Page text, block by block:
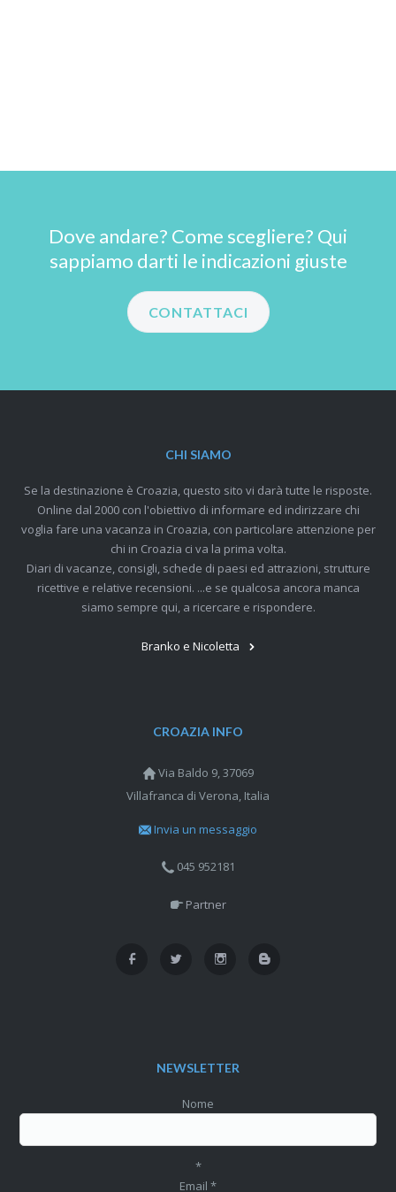
Dove andare? Come scegliere? Qui
sappiamo darti le indicazioni giuste
CONTATTACI
CHI SIAMO
Se la destinazione è Croazia, questo sito vi darà tutte le risposte.
Online dal 2000 con l'obiettivo di informare ed indirizzare chi
voglia fare una vacanza in Croazia, con particolare attenzione per
chi in Croazia ci va la prima volta.
Diari di vacanze, consigli, schede di paesi ed attrazioni, strutture
ricettive e relative recensioni. ...e se qualcosa ancora manca
siamo sempre qui, a ricercare e rispondere.
Branko e Nicoletta
CROAZIA INFO
Via Baldo 9, 37069
Villafranca di Verona, Italia
Invia un messaggio
045 952181
Partner
NEWSLETTER
Nome
*
Email *